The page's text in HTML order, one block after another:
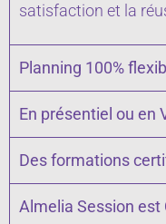
satisfaction et la
Planning 100%
En présentiel ou en
Des formations
Almelia Session est